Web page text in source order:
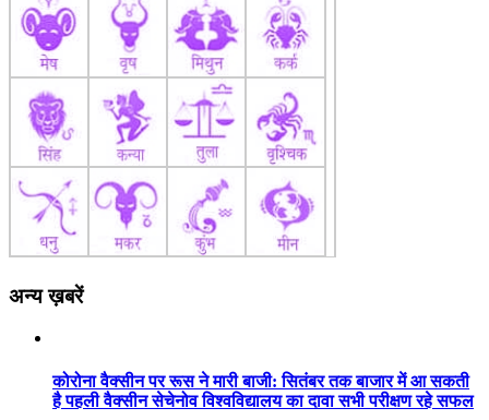
अन्य ख़बरें
कोरोना वैक्सीन पर रूस ने मारी बाजी: सितंबर तक बाजार में आ सकती
है पहली वैक्सीन सेचेनोव विश्वविद्यालय का दावा सभी परीक्षण रहे सफल